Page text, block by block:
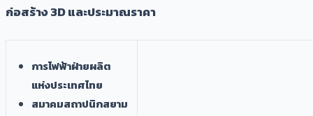
ก่อสร้าง 3D และประมาณราคา
การไฟฟ้าฝ่ายผลิต
แห่งประเทศไทย
สมาคมสถาปนิกสยาม